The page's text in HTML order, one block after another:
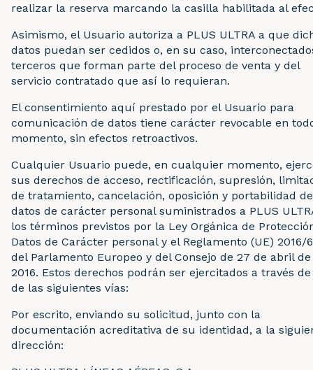
realizar la reserva marcando la casilla habilitada al
Asimismo, el Usuario autoriza a PLUS ULTRA a que
datos puedan ser cedidos o, en su caso,
terceros que forman parte del proceso de venta y del
servicio contratado que así lo requieran.
El consentimiento aquí prestado por el Usuario para
comunicación de datos tiene carácter revocable en
momento, sin efectos retroactivos.
Cualquier Usuario puede, en cualquier momento,
sus derechos de acceso, rectificación, supresión,
de tratamiento, cancelación, oposición y portabilidad
datos de carácter personal suministrados a PLUS
los términos previstos por la Ley Orgánica de
Datos de Carácter personal y el Reglamento (UE) 2016/
del Parlamento Europeo y del Consejo de 27 de abril de
2016. Estos derechos podrán ser ejercitados a través
de las siguientes vías:
Por escrito, enviando su solicitud, junto con la
documentación acreditativa de su identidad, a la
dirección: